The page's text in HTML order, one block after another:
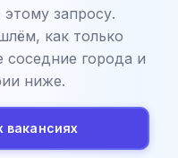
запросу.
как только
соседние города и
ниже.
вакансиях